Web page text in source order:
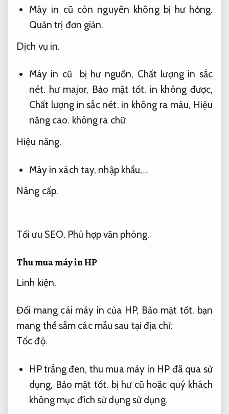
Máy in cũ còn nguyên không bị hư hỏng.
Quản trị đơn giản.
Dịch vụ in.
Máy in cũ bị hư nguồn, Chất lượng in sắc
nét. hư major, Bảo mật tốt. in không được,
Chất lượng in sắc nét. in không ra màu, Hiệu
năng cao. không ra chữ
Hiệu năng.
Máy in xách tay, nhập khẩu,…
Nâng cấp.
Tối ưu SEO. Phù hợp văn phòng.
Thu mua máy in HP
Linh kiện.
Đối mang cái máy in của HP, Bảo mật tốt. bạn
mang thể sắm các mẫu sau tại địa chỉ:
Tốc độ.
HP trắng đen, thu mua máy in HP đã qua sử
dụng, Bảo mật tốt. bị hư cũ hoặc quý khách
không mục đích sử dụng sử dụng.